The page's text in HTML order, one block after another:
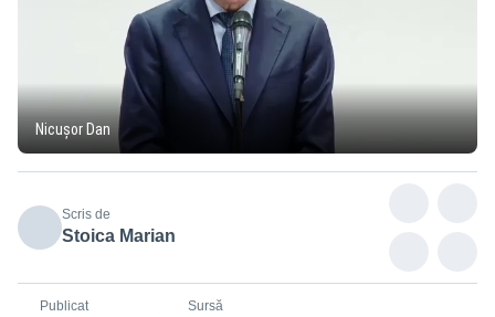
Nicușor Dan
Scris de
Stoica Marian
Publicat Sursă